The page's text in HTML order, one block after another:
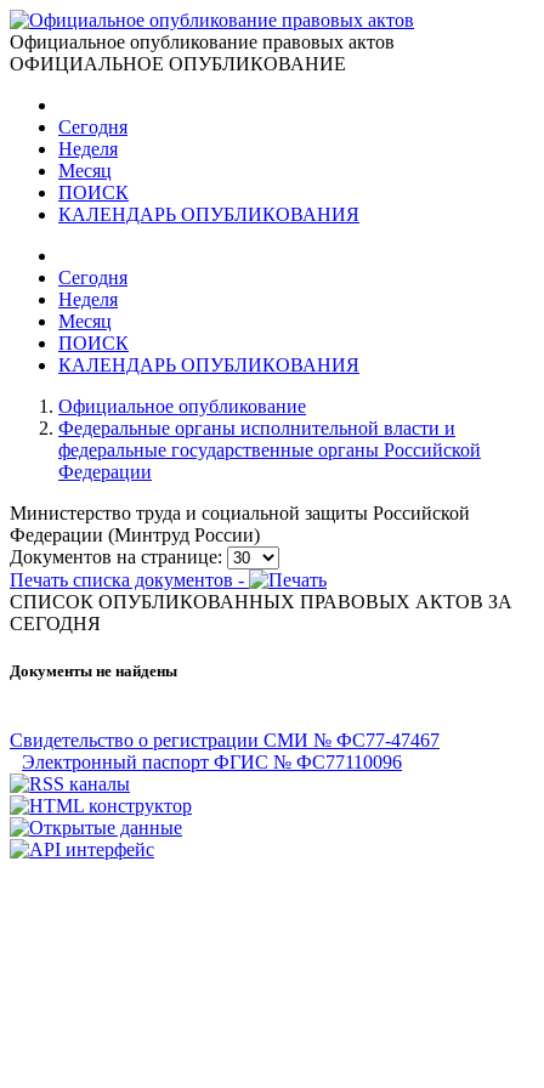
Официальное опубликование правовых актов
ОФИЦИАЛЬНОЕ ОПУБЛИКОВАНИЕ
Сегодня
Неделя
Месяц
ПОИСК
КАЛЕНДАРЬ ОПУБЛИКОВАНИЯ
Сегодня
Неделя
Месяц
ПОИСК
КАЛЕНДАРЬ ОПУБЛИКОВАНИЯ
Официальное опубликование
Федеральные органы исполнительной власти и
федеральные государственные органы Российской
Федерации
Министерство труда и социальной защиты Российской
Федерации (Минтруд России)
Документов на странице:
Печать списка документов -
СПИСОК ОПУБЛИКОВАННЫХ ПРАВОВЫХ АКТОВ ЗА
CЕГОДНЯ
Документы не найдены
Свидетельство о регистрации СМИ № ФС77-47467
Электронный паспорт ФГИС № ФС77110096